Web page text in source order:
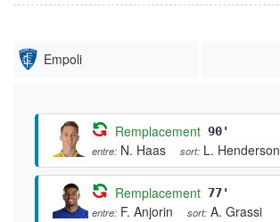
Empoli
Remplacement 90'
entre: N. Haas sort: L. Henderson
Remplacement 77'
entre: F. Anjorin sort: A. Grassi